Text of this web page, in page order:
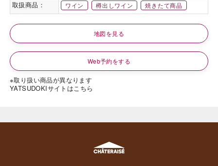
取扱商品：
ワイン 樽出しワイン 焼きたて商品
地図を見る
Web予約をする
※取り扱い商品が異なります
YATSUDOKIサイトはこちら